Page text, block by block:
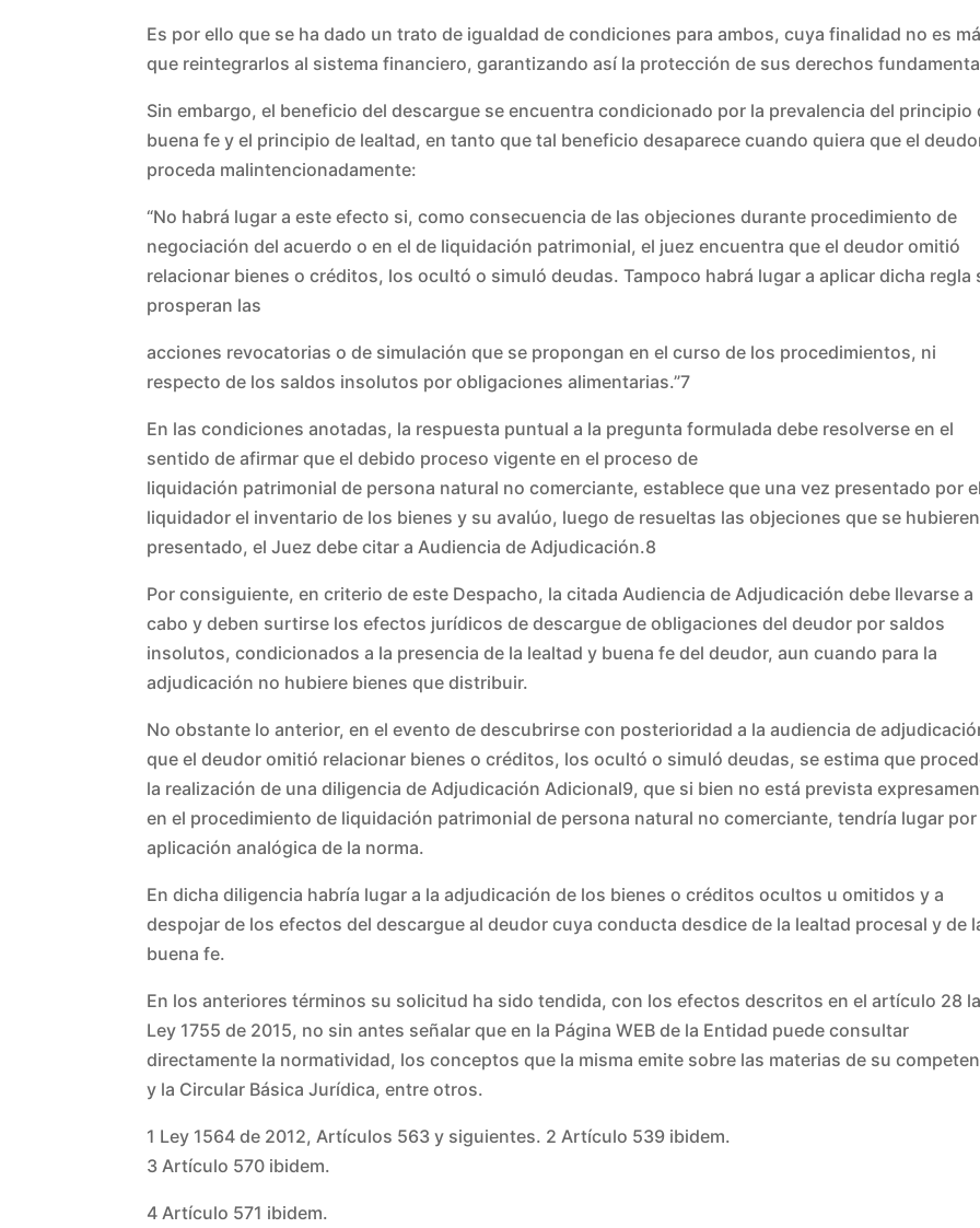
Es por ello que se ha dado un trato de igualdad de condiciones para ambos, cuya finalidad no es
que reintegrarlos al sistema financiero, garantizando así la protección de sus derechos
Sin embargo, el beneficio del descargue se encuentra condicionado por la prevalencia del principio
buena fe y el principio de lealtad, en tanto que tal beneficio desaparece cuando quiera que el
proceda malintencionadamente:
“No habrá lugar a este efecto si, como consecuencia de las objeciones durante procedimiento de
negociación del acuerdo o en el de liquidación patrimonial, el juez encuentra que el deudor omitió
relacionar bienes o créditos, los ocultó o simuló deudas. Tampoco habrá lugar a aplicar dicha regla
prosperan las
acciones revocatorias o de simulación que se propongan en el curso de los procedimientos, ni
respecto de los saldos insolutos por obligaciones alimentarias.”7
En las condiciones anotadas, la respuesta puntual a la pregunta formulada debe resolverse en el
sentido de afirmar que el debido proceso vigente en el proceso de
liquidación patrimonial de persona natural no comerciante, establece que una vez presentado por el
liquidador el inventario de los bienes y su avalúo, luego de resueltas las objeciones que se hubieren
presentado, el Juez debe citar a Audiencia de Adjudicación.8
Por consiguiente, en criterio de este Despacho, la citada Audiencia de Adjudicación debe llevarse a
cabo y deben surtirse los efectos jurídicos de descargue de obligaciones del deudor por saldos
insolutos, condicionados a la presencia de la lealtad y buena fe del deudor, aun cuando para la
adjudicación no hubiere bienes que distribuir.
No obstante lo anterior, en el evento de descubrirse con posterioridad a la audiencia de
que el deudor omitió relacionar bienes o créditos, los ocultó o simuló deudas, se estima que
la realización de una diligencia de Adjudicación Adicional9, que si bien no está prevista
en el procedimiento de liquidación patrimonial de persona natural no comerciante, tendría lugar por
aplicación analógica de la norma.
En dicha diligencia habría lugar a la adjudicación de los bienes o créditos ocultos u omitidos y a
despojar de los efectos del descargue al deudor cuya conducta desdice de la lealtad procesal y de
buena fe.
En los anteriores términos su solicitud ha sido tendida, con los efectos descritos en el artículo 28 la
Ley 1755 de 2015, no sin antes señalar que en la Página WEB de la Entidad puede consultar
directamente la normatividad, los conceptos que la misma emite sobre las materias de su
y la Circular Básica Jurídica, entre otros.
1 Ley 1564 de 2012, Artículos 563 y siguientes. 2 Artículo 539 ibidem.
3 Artículo 570 ibidem.
4 Artículo 571 ibidem.